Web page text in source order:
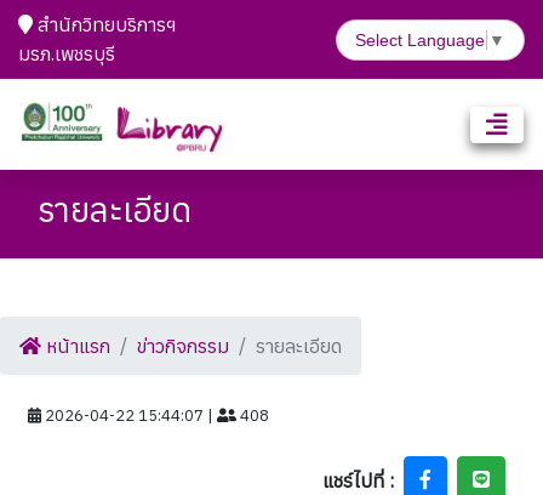
สำนักวิทยบริการฯ
มรภ.เพชรบุรี
Select Language ▼
รายละเอียด
หน้าแรก ข่าวกิจกรรม รายละเอียด
2026-04-22 15:44:07 | 408
แชร์ไปที่ :